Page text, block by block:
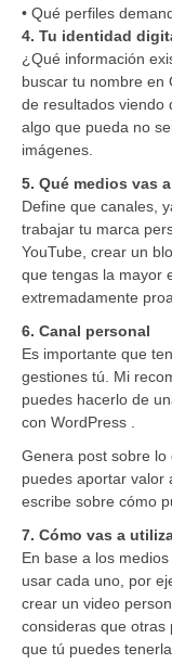
• Qué perfiles
4. Tu identidad
¿Qué información
buscar tu nombre en
de resultados viendo
algo que pueda no
imágenes.
5. Qué medios vas
Define que canales,
trabajar tu marca
YouTube, crear un
que tengas la mayor
extremadamente
6. Canal personal
Es importante que
gestiones tú. Mi
puedes hacerlo de
con WordPress .
Genera post sobre lo
puedes aportar valor
escribe sobre cómo
7. Cómo vas a
En base a los
usar cada uno, por
crear un video
consideras que otras
que tú puedes tenerla.